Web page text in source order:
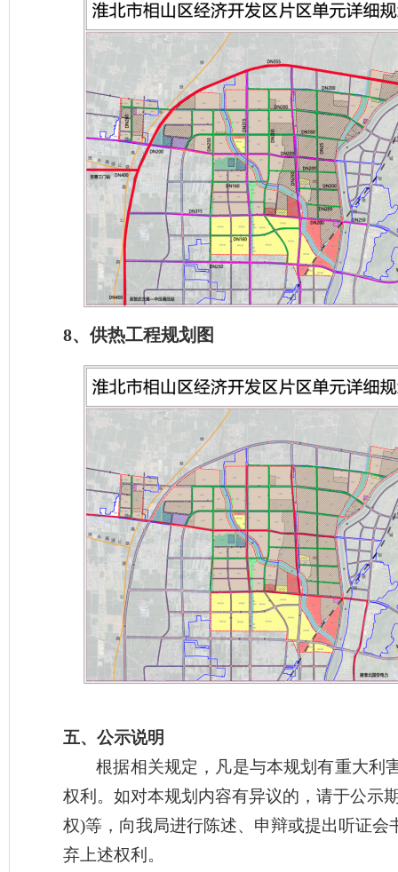
8、供热工程规划图
五、公示说明
根据相关规定，凡是与本规划有重大利
权利。如对本规划内容有异议的，请于公示
权)等，向我局进行陈述、申辩或提出听证
弃上述权利。